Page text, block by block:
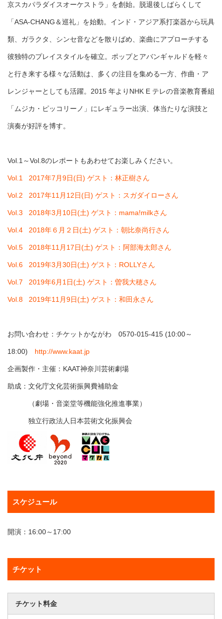
京スカパラダイスオーケストラ」を創始。脱退後しばらくして
「ASA-CHANG＆巡礼」を始動。インド・アジア系打楽器から玩具
類、ガラクタ、シンセ音などを散りばめ、楽曲にアプローチする
彼独特のプレイスタイルを確立。ポップとアバンギャルドを軽々
と行き来する様々な活動は、多くの注目を集める一方、作曲・ア
レンジャーとしても活躍。2015 年よりNHK E テレの音楽教育番組
「ムジカ・ピッコリーノ」にレギュラー出演、体当たりな演技と
演奏が好評を博す。
Vol.1～Vol.8のレポートもあわせてお楽しみください。
Vol.1 2017年7月9日(日) ゲスト：林正樹さん
Vol.2 2017年11月12日(日) ゲスト：スガダイローさん
Vol.3 2018年3月10日(土) ゲスト：mama!milkさん
Vol.4 2018年６月２日(土) ゲスト：朝比奈尚行さん
Vol.5 2018年11月17日(土) ゲスト：阿部海太郎さん
Vol.6 2019年3月30日(土) ゲスト：ROLLYさん
Vol.7 2019年6月1日(土) ゲスト：曽我大穂さん
Vol.8 2019年11月9日(土) ゲスト：和田永さん
お問い合わせ：チケットかながわ 0570-015-415 (10:00～
18:00) http://www.kaat.jp
企画製作・主催：KAAT神奈川芸術劇場
助成：文化庁文化芸術振興費補助金
（劇場・音楽堂等機能強化推進事業）
独立行政法人日本芸術文化振興会
スケジュール
開演：16:00～17:00
チケット
チケット料金